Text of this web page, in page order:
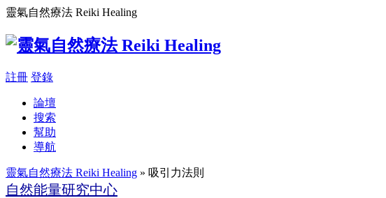
靈氣自然療法 Reiki Healing
註冊 登錄
論壇
搜索
幫助
導航
靈氣自然療法 Reiki Healing » 吸引力法則
自然能量研究中心